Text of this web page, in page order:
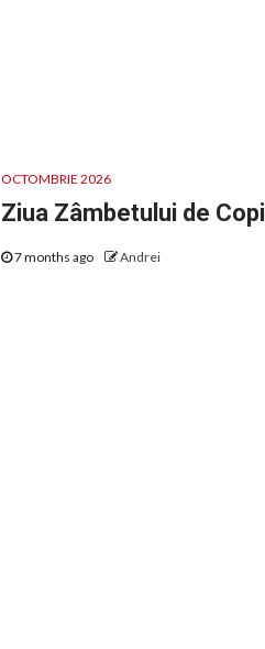
OCTOMBRIE 2026
Ziua Zâmbetului de Copil
7 months ago Andrei